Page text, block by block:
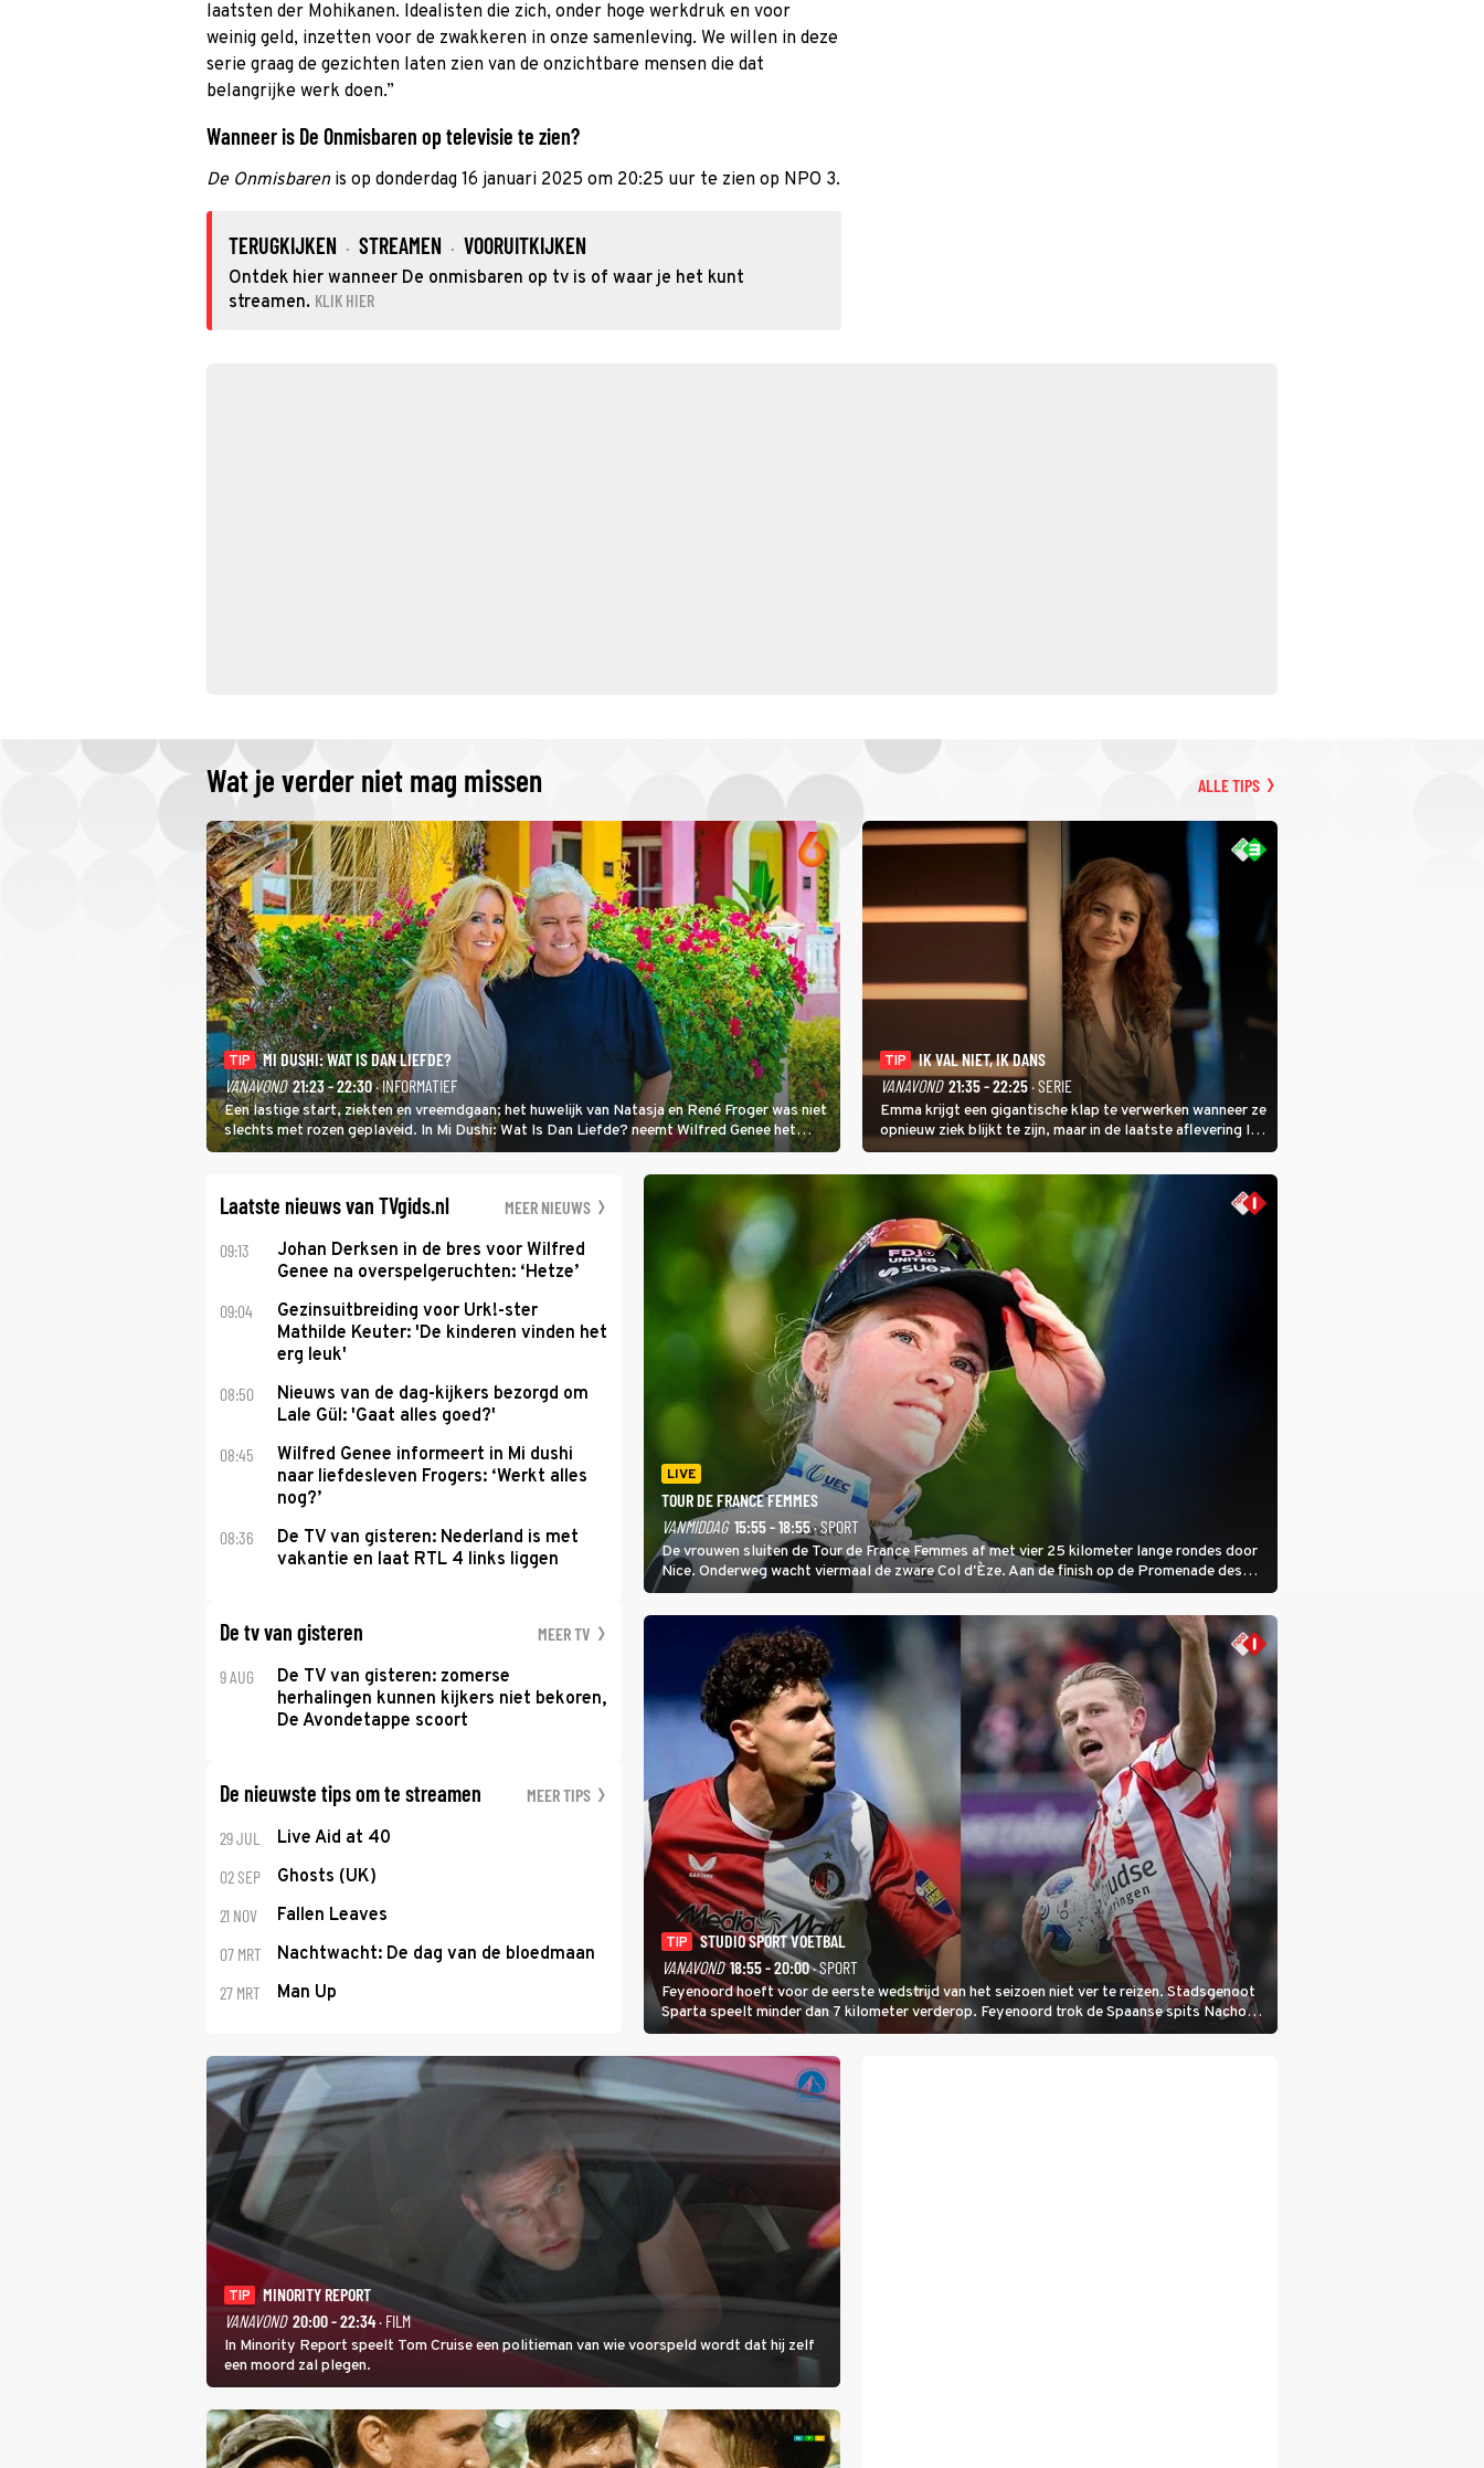
laatsten der Mohikanen. Idealisten die zich, onder hoge werkdruk en voor
weinig geld, inzetten voor de zwakkeren in onze samenleving. We willen in deze
serie graag de gezichten laten zien van de onzichtbare mensen die dat
belangrijke werk doen.”
Wanneer is De Onmisbaren op televisie te zien?
De Onmisbarenis op donderdag 16 januari 2025 om 20:25 uur te zien op NPO 3.
TERUGKIJKEN · STREAMEN · VOORUITKIJKEN
Ontdek hier wanneer De onmisbaren op tv is of waar je het kunt
streamen. KLIK HIER
Wat je verder niet mag missen ALLE TIPS
TIP
MI DUSHI: WAT IS DAN LIEFDE?
VANAVOND 21:23 - 22:30· INFORMATIEF
Een lastige start, ziekten en vreemdgaan; het huwelijk van Natasja en René Froger was niet
slechts met rozen geplaveid. In Mi Dushi: Wat Is Dan Liefde? neemt Wilfred Genee het
showbizzkoppel mee uit vissen om het over de liefde te hebben.
TIP
IK VAL NIET, IK DANS
VANAVOND 21:35 - 22:25· SERIE
Emma krijgt een gigantische klap te verwerken wanneer ze
opnieuw ziek blijkt te zijn, maar in de laatste aflevering Ik
Val Niet, Ik Dans laat ze zien dat ze niet van plan is op te
geven, zelfs als ze daarvoor een ingrijpende operatie
moet ondergaan.
Laatste nieuws van TVgids.nl MEER NIEUWS
09:13
Johan Derksen in de bres voor Wilfred
Genee na overspelgeruchten: ‘Hetze’
09:04
Gezinsuitbreiding voor Urk!-ster
Mathilde Keuter: 'De kinderen vinden het
erg leuk'
08:50
Nieuws van de dag-kijkers bezorgd om
Lale Gül: 'Gaat alles goed?'
08:45
Wilfred Genee informeert in Mi dushi
naar liefdesleven Frogers: ‘Werkt alles
nog?’
08:36
De TV van gisteren: Nederland is met
vakantie en laat RTL 4 links liggen
De tv van gisteren MEER TV
9 AUG
De TV van gisteren: zomerse
herhalingen kunnen kijkers niet bekoren,
De Avondetappe scoort
De nieuwste tips om te streamen MEER TIPS
29 JUL Live Aid at 40
02 SEP Ghosts (UK)
21 NOV Fallen Leaves
07 MRT Nachtwacht: De dag van de bloedmaan
27 MRT Man Up
LIVE
TOUR DE FRANCE FEMMES
VANMIDDAG 15:55 - 18:55· SPORT
De vrouwen sluiten de Tour de France Femmes af met vier 25 kilometer lange rondes door
Nice. Onderweg wacht viermaal de zware Col d'Èze. Aan de finish op de Promenade des
Anglais krijgt de eindwinnaar de laatste gele trui.
TIP
STUDIO SPORT VOETBAL
VANAVOND 18:55 - 20:00· SPORT
Feyenoord hoeft voor de eerste wedstrijd van het seizoen niet ver te reizen. Stadsgenoot
Sparta speelt minder dan 7 kilometer verderop. Feyenoord trok de Spaanse spits Nacho
Ferri aan van KVC Westerlo uit België.
TIP
MINORITY REPORT
VANAVOND 20:00 - 22:34· FILM
In Minority Report speelt Tom Cruise een politieman van wie voorspeld wordt dat hij zelf
een moord zal plegen.